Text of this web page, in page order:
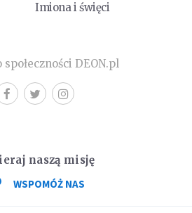
Imiona i święci
społeczności DEON.pl
naszą misję
WSPOMÓŻ NAS